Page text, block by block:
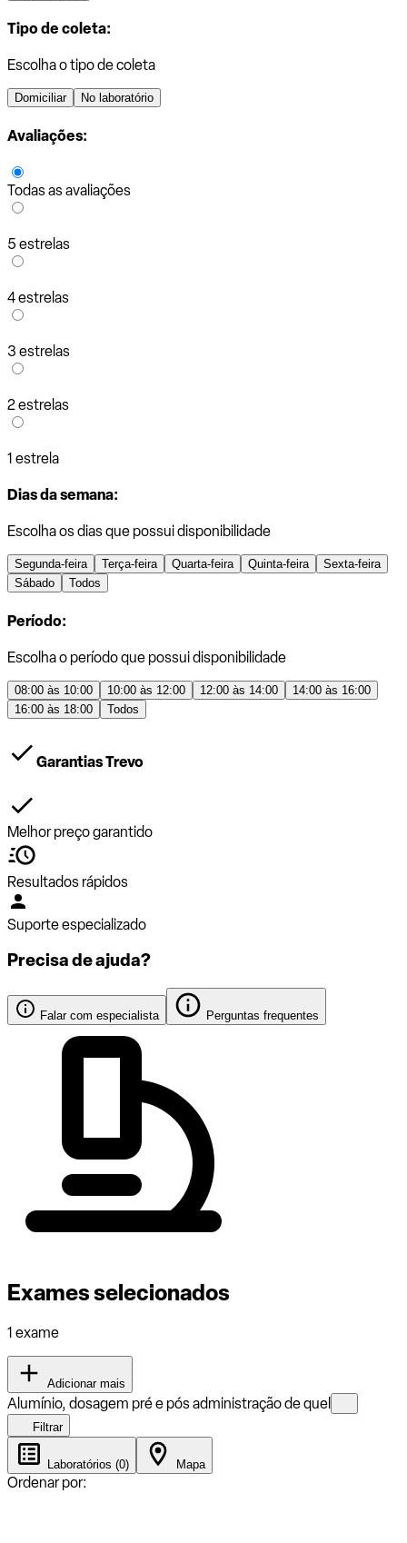
Tipo de coleta:
Escolha o tipo de coleta
Domiciliar No laboratório
Avaliações:
Todas as avaliações
5 estrelas
4 estrelas
3 estrelas
2 estrelas
1 estrela
Dias da semana:
Escolha os dias que possui disponibilidade
Segunda-feira Terça-feira Quarta-feira Quinta-feira
Sexta-feira
Sábado
Todos
Período:
Escolha o período que possui disponibilidade
08:00 às 10:00 10:00 às 12:00 12:00 às 14:00
14:00 às 16:00
16:00 às 18:00
Todos
Garantias Trevo
Melhor preço garantido
Resultados rápidos
Suporte especializado
Precisa de ajuda?
Falar com especialista Perguntas frequentes
Exames selecionados
1 exame
Adicionar mais
Alumínio, dosagem pré e pós administração de quel
Filtrar
Laboratórios (0) Mapa
Ordenar por: